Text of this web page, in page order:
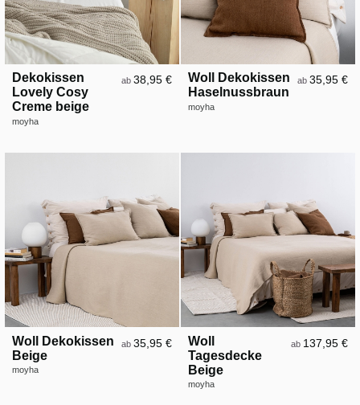
Dekokissen
Lovely Cosy
Creme beige
moyha
ab38,95 €
Woll Dekokissen
Haselnussbraun
moyha
ab 35,95 €
Woll Dekokissen
Beige
moyha
ab35,95 €
Woll
Tagesdecke
Beige
moyha
ab 137,95 €